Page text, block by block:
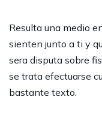
Resulta una medio
sienten junto a ti y
sera disputa sobre
se trata efectuarse
bastante texto.